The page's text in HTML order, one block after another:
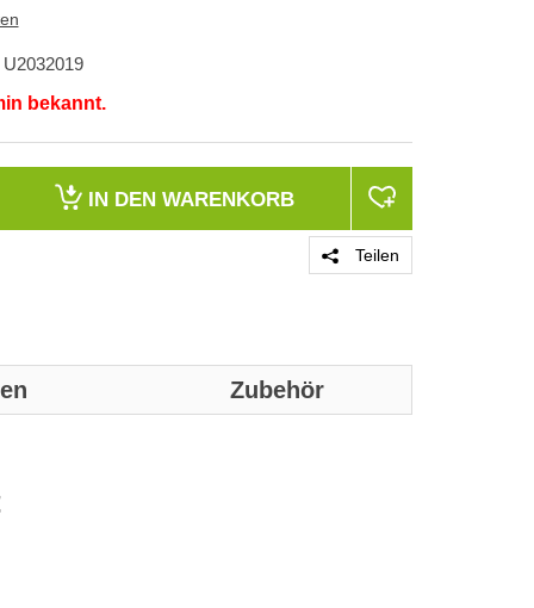
U2032019
bekannt.
IN DEN WARENKORB
Teilen
Zubehör